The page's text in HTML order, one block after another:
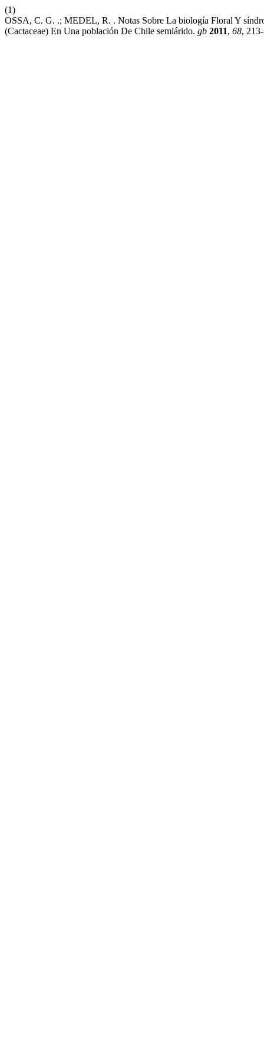
(1)
OSSA, C. G. .; MEDEL, R. . Notas Sobre La biología Floral Y
(Cactaceae) En Una población De Chile semiárido. gb 2011, 68,